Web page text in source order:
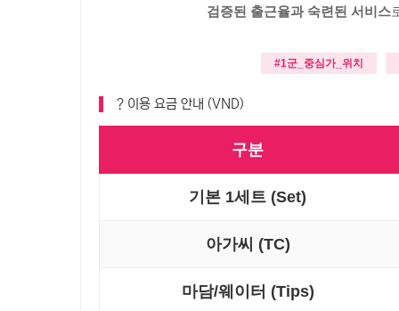
검증된 출근율과 숙련된 서비스
#1군_중심가_위치
? 이용 요금 안내 (VND)
구분
기본 1세트 (Set)
아가씨 (TC)
마담/웨이터 (Tips)